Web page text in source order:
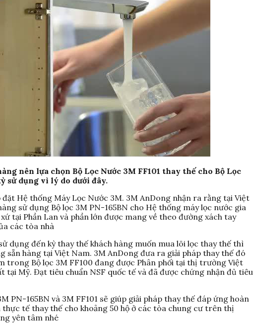
nên lựa chọn Bộ Lọc Nước 3M FF101 thay thế cho Bộ Lọc
sử dụng vì lý do dưới đây.
đặt Hệ thống Máy Lọc Nước 3M. 3M AnDong nhận ra rằng tại Việt
sử dụng Bộ lọc 3M PN-165BN cho Hệ thống máy lọc nước gia
tại Phần Lan và phần lớn được mang về theo đường xách tay
các tòa nhà
dụng đến kỳ thay thế khách hàng muốn mua lõi lọc thay thế thì
sẵn hàng tại Việt Nam. 3M AnDong đưa ra giải pháp thay thế đó
trong Bộ lọc 3M FF100 đang được Phân phối tại thị trường Việt
tại Mỹ. Đạt tiêu chuẩn NSF quốc tế và đã được chứng nhận đủ tiêu
PN-165BN và 3M FF101 sẽ giúp giải pháp thay thế đáp ứng hoàn
thực tế thay thế cho khoảng 50 hộ ở các tòa chung cư trên thị
yên tâm nhé